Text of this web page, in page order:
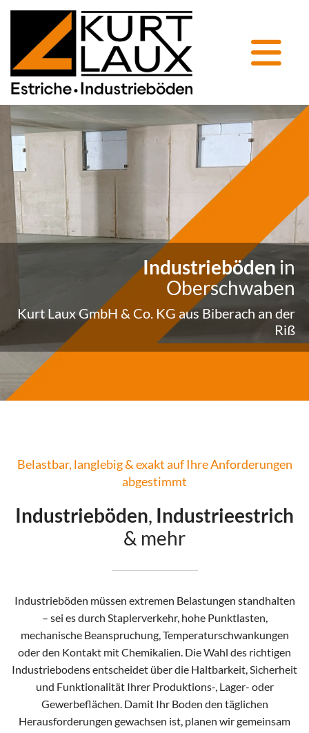
Industrieböden in
Oberschwaben
Kurt Laux GmbH & Co. KG aus Biberach an der
Riß
Belastbar, langlebig & exakt auf Ihre Anforderungen
abgestimmt
Industrieböden, Industrieestrich
& mehr
Industrieböden müssen extremen Belastungen standhalten
– sei es durch Staplerverkehr, hohe Punktlasten,
mechanische Beanspruchung, Temperaturschwankungen
oder den Kontakt mit Chemikalien. Die Wahl des richtigen
Industriebodens entscheidet über die Haltbarkeit, Sicherheit
und Funktionalität Ihrer Produktions-, Lager- oder
Gewerbeflächen. Damit Ihr Boden den täglichen
Herausforderungen gewachsen ist, planen wir gemeinsam